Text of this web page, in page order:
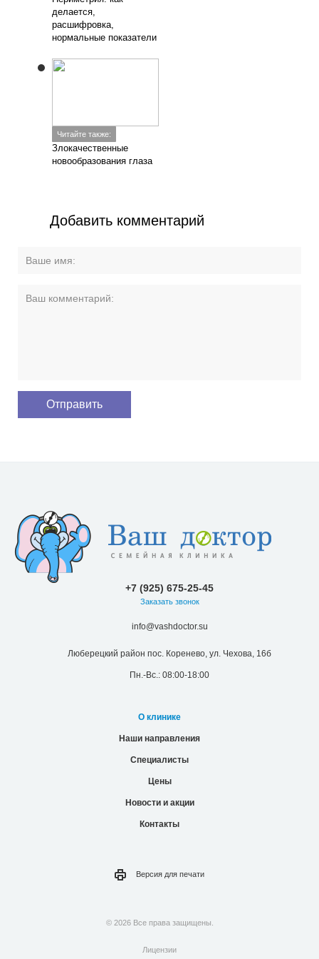
делается,
расшифровка,
нормальные показатели
Читайте также:
Злокачественные
новообразования глаза
Добавить комментарий
+7 (925) 675-25-45
Заказать звонок
info@vashdoctor.su
Люберецкий район пос. Коренево, ул. Чехова, 16б
Пн.-Вс.: 08:00-18:00
О клинике
Наши направления
Специалисты
Цены
Новости и акции
Контакты
Версия для печати
© 2026 Все права защищены.
Лицензии